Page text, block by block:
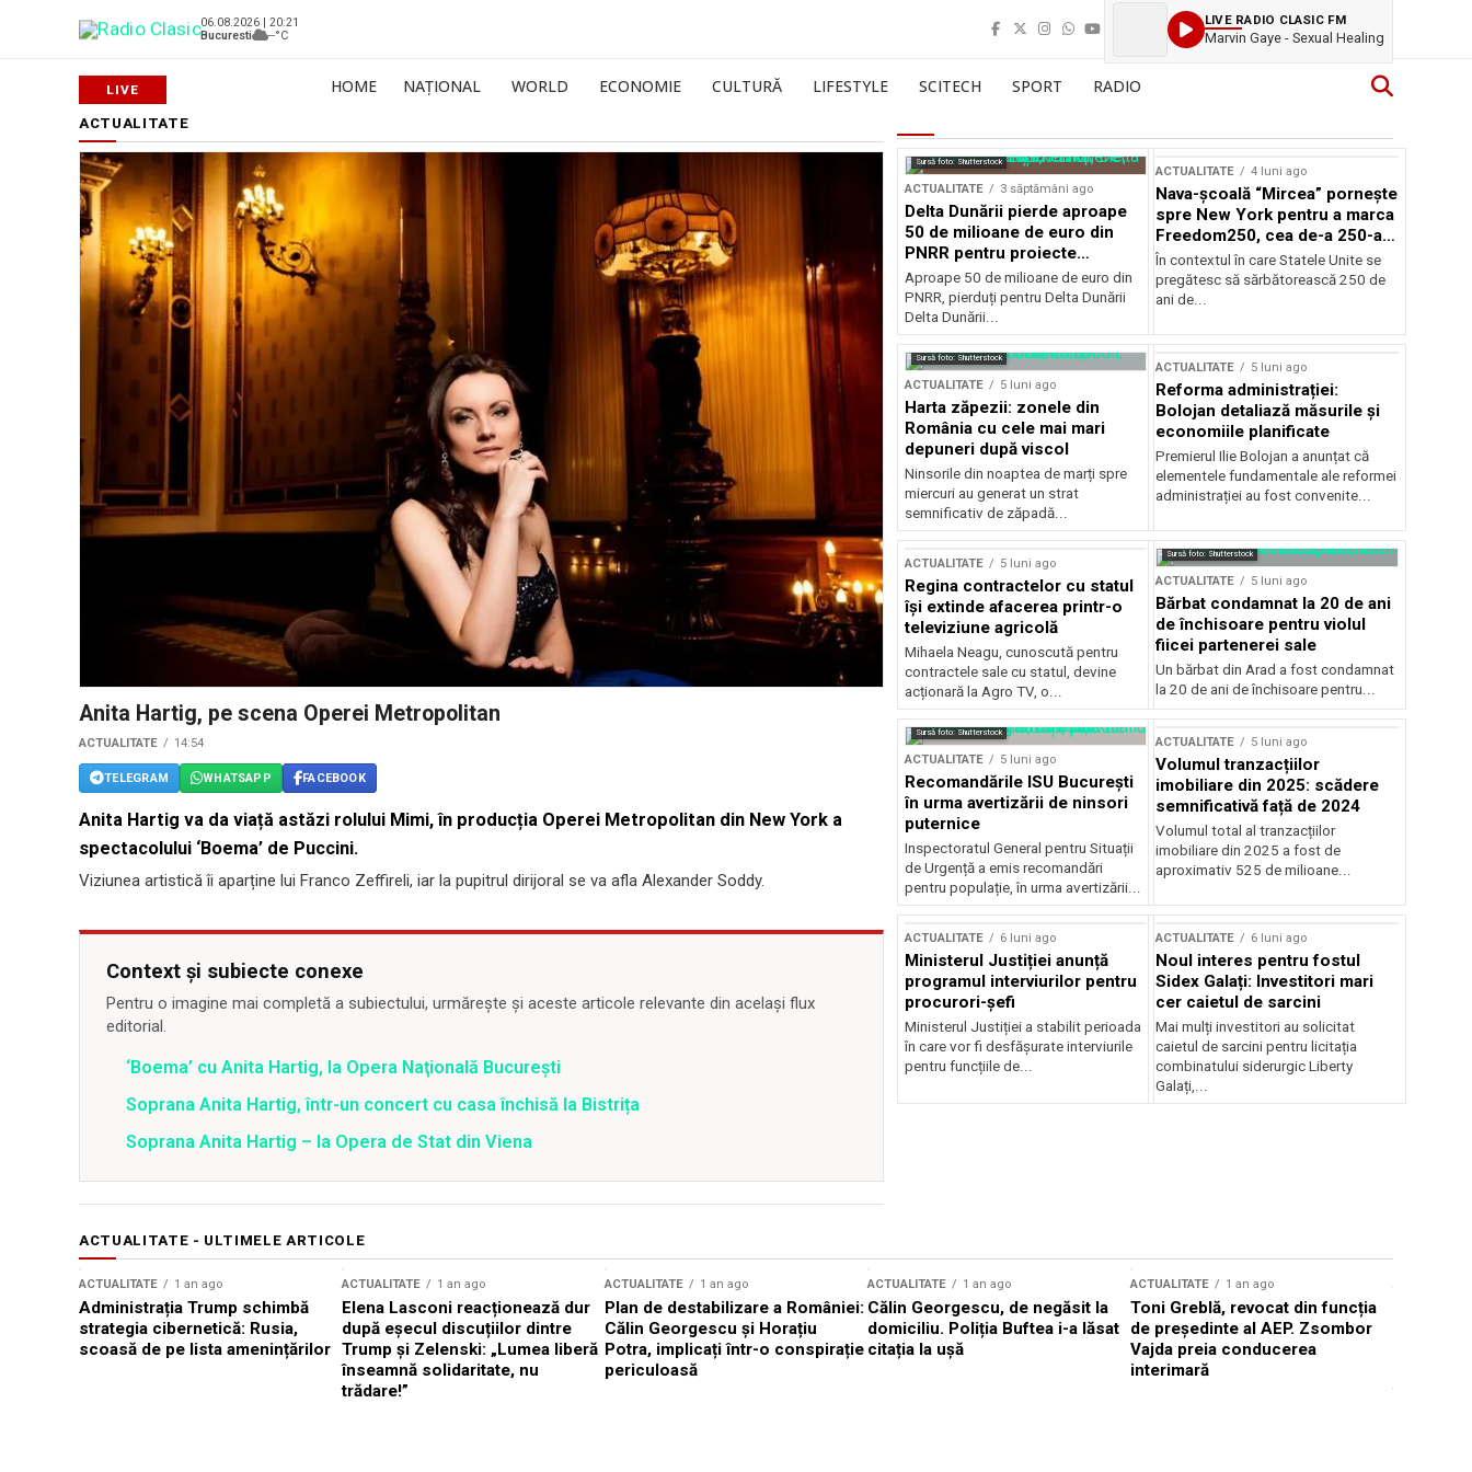
06.08.2026 | 20:21
Bucuresti
--°C
LIVE RADIO CLASIC FM
Marvin Gaye - Sexual Healing
HOME NAȚIONAL WORLD ECONOMIE CULTURĂ LIFESTYLE SCITECH SPORT RADIO
ACTUALITATE
Anita Hartig, pe scena Operei Metropolitan
ACTUALITATE 14:54
TELEGRAM WHATSAPP FACEBOOK
Anita Hartig va da viață astăzi rolului Mimi, în producția Operei Metropolitan din New York a
spectacolului ‘Boema’ de Puccini.
Viziunea artistică îi aparține lui Franco Zeffireli, iar la pupitrul dirijoral se va afla Alexander Soddy.
Context și subiecte conexe
Pentru o imagine mai completă a subiectului, urmărește și aceste articole relevante din același flux
editorial.
‘Boema’ cu Anita Hartig, la Opera Naţională Bucureşti
Soprana Anita Hartig, într-un concert cu casa închisă la Bistrița
Soprana Anita Hartig – la Opera de Stat din Viena
Sursă foto: Shutterstock
ACTUALITATE 3 săptămâni ago
Delta Dunării pierde aproape
50 de milioane de euro din
PNRR pentru proiecte
esențiale
Aproape 50 de milioane de euro din
PNRR, pierduți pentru Delta Dunării
Delta Dunării...
ACTUALITATE 4 luni ago
Nava-școală “Mircea” pornește
spre New York pentru a marca
Freedom250, cea de-a 250-a
aniversare a Statelor Unite
În contextul în care Statele Unite se
pregătesc să sărbătorească 250 de
ani de...
Sursă foto: Shutterstock
ACTUALITATE 5 luni ago
Harta zăpezii: zonele din
România cu cele mai mari
depuneri după viscol
Ninsorile din noaptea de marți spre
miercuri au generat un strat
semnificativ de zăpadă...
ACTUALITATE 5 luni ago
Reforma administrației:
Bolojan detaliază măsurile și
economiile planificate
Premierul Ilie Bolojan a anunțat că
elementele fundamentale ale reformei
administrației au fost convenite...
ACTUALITATE 5 luni ago
Regina contractelor cu statul
își extinde afacerea printr-o
televiziune agricolă
Mihaela Neagu, cunoscută pentru
contractele sale cu statul, devine
acționară la Agro TV, o...
Sursă foto: Shutterstock
ACTUALITATE 5 luni ago
Bărbat condamnat la 20 de ani
de închisoare pentru violul
fiicei partenerei sale
Un bărbat din Arad a fost condamnat
la 20 de ani de închisoare pentru...
Sursă foto: Shutterstock
ACTUALITATE 5 luni ago
Recomandările ISU București
în urma avertizării de ninsori
puternice
Inspectoratul General pentru Situații
de Urgență a emis recomandări
pentru populație, în urma avertizării...
ACTUALITATE 5 luni ago
Volumul tranzacțiilor
imobiliare din 2025: scădere
semnificativă față de 2024
Volumul total al tranzacțiilor
imobiliare din 2025 a fost de
aproximativ 525 de milioane...
ACTUALITATE 6 luni ago
Ministerul Justiției anunță
programul interviurilor pentru
procurori-șefi
Ministerul Justiției a stabilit perioada
în care vor fi desfășurate interviurile
pentru funcțiile de...
ACTUALITATE 6 luni ago
Noul interes pentru fostul
Sidex Galați: Investitori mari
cer caietul de sarcini
Mai mulți investitori au solicitat
caietul de sarcini pentru licitația
combinatului siderurgic Liberty
Galați,...
ACTUALITATE - ULTIMELE ARTICOLE
ACTUALITATE 1 an ago
Administrația Trump schimbă
strategia cibernetică: Rusia,
scoasă de pe lista amenințărilor
ACTUALITATE 1 an ago
Elena Lasconi reacționează dur
după eșecul discuțiilor dintre
Trump și Zelenski: „Lumea liberă
înseamnă solidaritate, nu
trădare!”
ACTUALITATE 1 an ago
Plan de destabilizare a României:
Călin Georgescu și Horațiu
Potra, implicați într-o conspirație
periculoasă
ACTUALITATE 1 an ago
Călin Georgescu, de negăsit la
domiciliu. Poliția Buftea i-a lăsat
citația la ușă
ACTUALITATE 1 an ago
Toni Greblă, revocat din funcția
de președinte al AEP. Zsombor
Vajda preia conducerea
interimară